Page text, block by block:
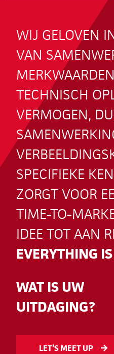
WIJ GELOVEN
VAN
TECHNISCH
VERMOGEN,
SPECIFIEKE
ZORGT VOOR
TIME-TO-
IDEE TOT AAN
EVERYTHING
WAT IS UW
UITDAGING?
LET’S MEET UP